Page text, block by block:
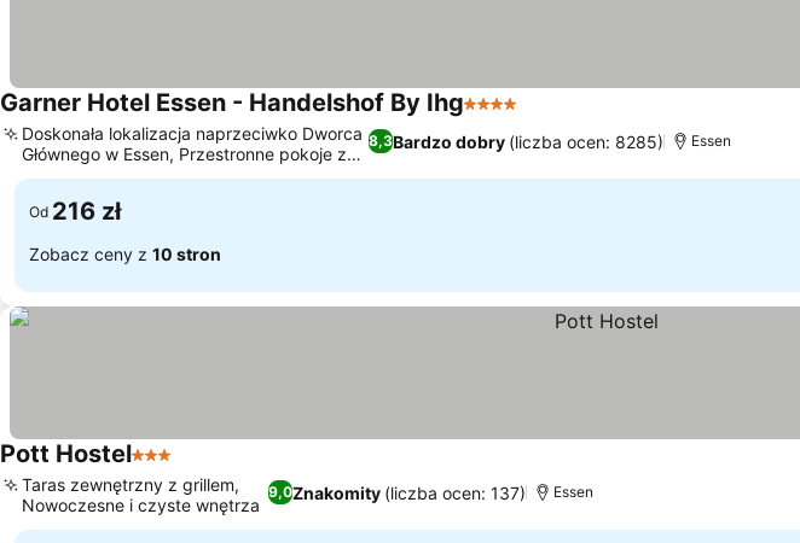
Garner Hotel Essen - Handelshof By Ihg4 Kategoria
8,3Bardzo dobry (liczba ocen: 8285)
Doskonała lokalizacja naprzeciwko Dworca
Głównego w Essen, Przestronne pokoje z
wysokimi sufitami
Essen
Od 216 zł
Zobacz ceny z 10 stron
Pott Hostel3 Kategoria
9,0Znakomity (liczba ocen: 137)
Taras zewnętrzny z grillem,
Nowoczesne i czyste wnętrza
Essen